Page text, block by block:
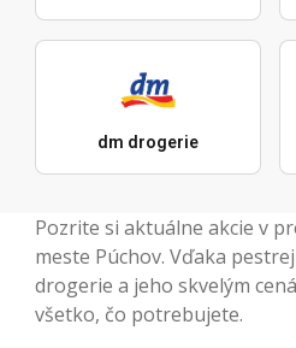
dm drogerie
Pozrite si aktuálne akcie v
meste Púchov. Vďaka
drogerie a jeho skvelým
všetko, čo potrebujete.